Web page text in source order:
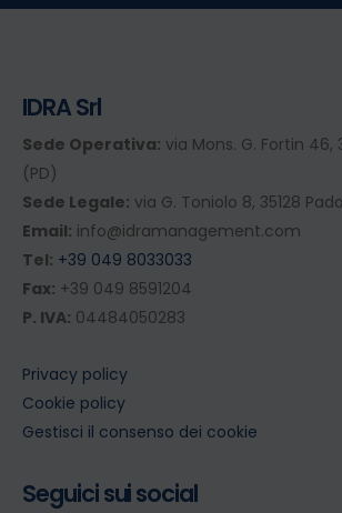
IDRA Srl
Sede Operativa: via Mons. G. Fortin 46,
(PD)
Sede Legale: via G. Toniolo 8, 35128
Email: info@idramanagement.com
Tel: +39 049 8033033
Fax: +39 049 8591204
P. IVA: 04484050283
Privacy policy
Cookie policy
Gestisci il consenso dei cookie
Seguici sui social